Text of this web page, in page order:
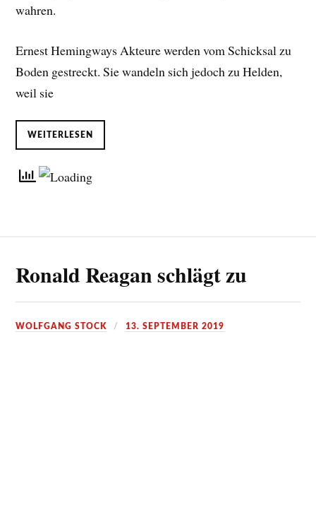
wahren.
Ernest Hemingways Akteure werden vom Schicksal zu
Boden gestreckt. Sie wandeln sich jedoch zu Helden,
weil sie
WEITERLESEN
Ronald Reagan schlägt zu
WOLFGANG STOCK 13. SEPTEMBER 2019